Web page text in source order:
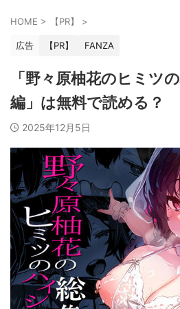
HOME > 【PR】 >
広告 【PR】 FANZA
「野々原柚花のヒミツ
編」は無料で読める？
2025年12月5日